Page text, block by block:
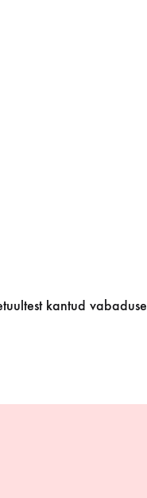
kantud